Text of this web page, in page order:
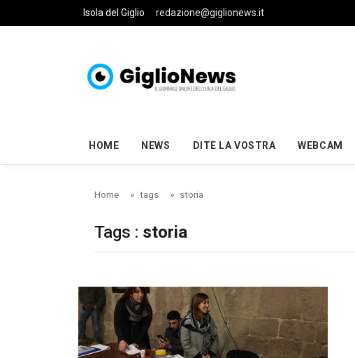
Skip to main content
Isola del Giglio redazione@giglionews.it
HOME NEWS DITE LA VOSTRA WEBCAM
Home tags storia
Tags : storia